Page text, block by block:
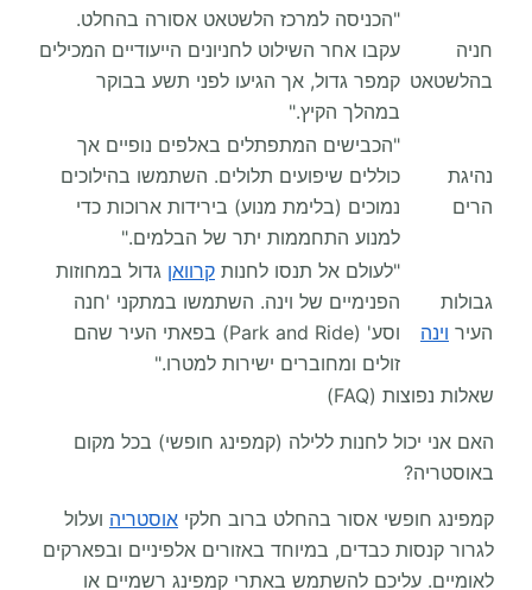
חניה
בהלשטאט
"הכניסה למרכז הלשטאט אסורה בהחלט.
עקבו אחר השילוט לחניונים הייעודיים המכילים
קמפר גדול, אך הגיעו לפני תשע בבוקר
במהלך הקיץ."
נהיגת
הרים
"הכבישים המתפתלים באלפים נופיים אך
כוללים שיפועים תלולים. השתמשו בהילוכים
נמוכים (בלימת מנוע) בירידות ארוכות כדי
למנוע התחממות יתר של הבלמים."
גבולות
העיר וינה
"לעולם אל תנסו לחנות קרוואן גדול במחוזות
הפנימיים של וינה. השתמשו במתקני 'חנה
וסע' (Park and Ride) בפאתי העיר שהם
זולים ומחוברים ישירות למטרו."
שאלות נפוצות (FAQ)
האם אני יכול לחנות ללילה (קמפינג חופשי) בכל מקום
באוסטריה?
קמפינג חופשי אסור בהחלט ברוב חלקי אוסטריה ועלול
לגרור קנסות כבדים, במיוחד באזורים אלפיניים ובפארקים
לאומיים. עליכם להשתמש באתרי קמפינג רשמיים או